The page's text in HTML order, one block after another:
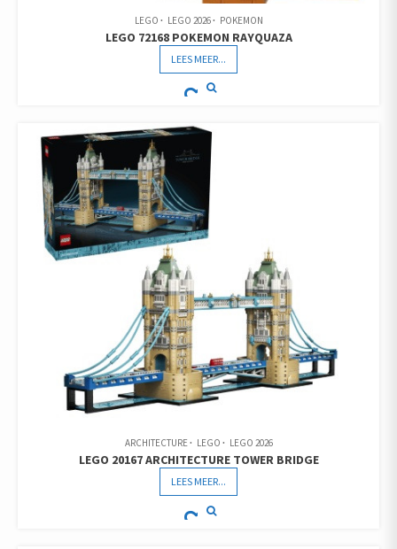
LEGO LEGO 2026 POKEMON
LEGO 72168 POKEMON RAYQUAZA
LEES MEER...
ARCHITECTURE LEGO LEGO 2026
LEGO 20167 ARCHITECTURE TOWER BRIDGE
LEES MEER...